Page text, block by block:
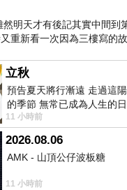
明天才有後記其實中間到
重新看一次因為三樓寫的
立秋
預告夏天將行漸遠 走過這
的季節 無常已成為人生的
舒心 轉眼驟成昨日 而明晨
11 小時前
2026.08.06
AMK - 山頂公仔波板糖
11 小時前